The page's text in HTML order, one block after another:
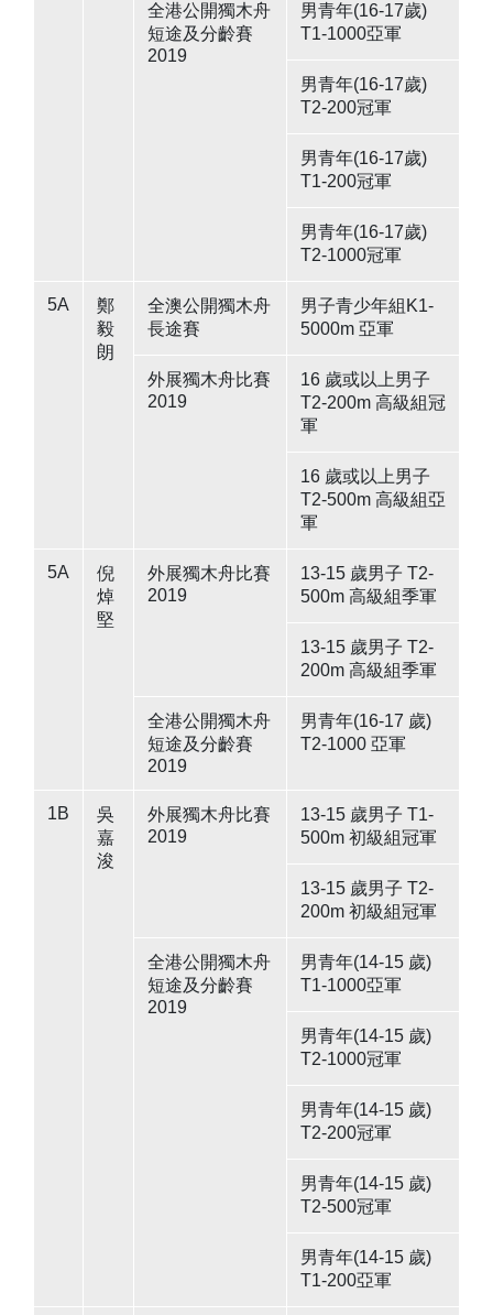
全港公開獨木舟
短途及分齡賽
2019
男青年(16-17歲)
T1-1000亞軍
男青年(16-17歲)
T2-200冠軍
男青年(16-17歲)
T1-200冠軍
男青年(16-17歲)
T2-1000冠軍
5A
鄭
毅
朗
全澳公開獨木舟
長途賽
男子青少年組K1-
5000m 亞軍
外展獨木舟比賽
2019
16 歲或以上男子
T2-200m 高級組冠
軍
16 歲或以上男子
T2-500m 高級組亞
軍
5A
倪
焯
堅
外展獨木舟比賽
2019
13-15 歲男子 T2-
500m 高級組季軍
13-15 歲男子 T2-
200m 高級組季軍
全港公開獨木舟
短途及分齡賽
2019
男青年(16-17 歲)
T2-1000 亞軍
1B
吳
嘉
浚
外展獨木舟比賽
2019
13-15 歲男子 T1-
500m 初級組冠軍
13-15 歲男子 T2-
200m 初級組冠軍
全港公開獨木舟
短途及分齡賽
2019
男青年(14-15 歲)
T1-1000亞軍
男青年(14-15 歲)
T2-1000冠軍
男青年(14-15 歲)
T2-200冠軍
男青年(14-15 歲)
T2-500冠軍
男青年(14-15 歲)
T1-200亞軍